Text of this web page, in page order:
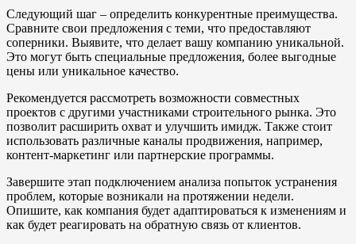
Следующий шаг – определить конкурентные преимущества.
Сравните свои предложения с теми, что предоставляют
соперники. Выявите, что делает вашу компанию уникальной.
Это могут быть специальные предложения, более выгодные
цены или уникальное качество.
Рекомендуется рассмотреть возможности совместных
проектов с другими участниками строительного рынка. Это
позволит расширить охват и улучшить имидж. Также стоит
использовать различные каналы продвижения, например,
контент-маркетинг или партнерские программы.
Завершите этап подключением анализа попыток устранения
проблем, которые возникали на протяжении недели.
Опишите, как компания будет адаптироваться к изменениям и
как будет реагировать на обратную связь от клиентов.